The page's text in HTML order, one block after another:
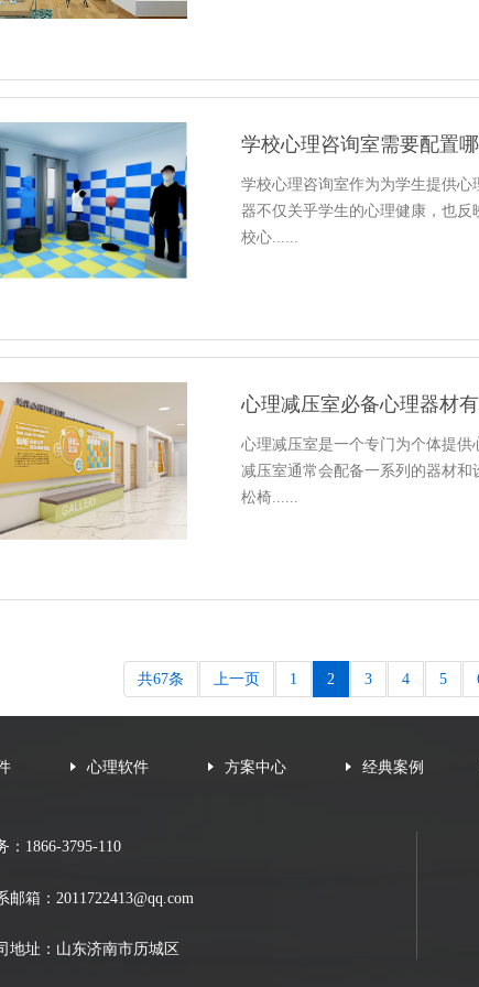
学校心理咨询室需要配置
学校心理咨询室作为为学生提供
器不仅关乎学生的心理健康，也
校心......
心理减压室必备心理器材
心理减压室是一个专门为个体提
减压室通常会配备一系列的器材
松椅......
共67条 上一页 1 2 3 4 5
心理软件 方案中心 经典案例
：1866-3795-110
邮箱： 2011722413@qq.com
地址：山东济南市历城区